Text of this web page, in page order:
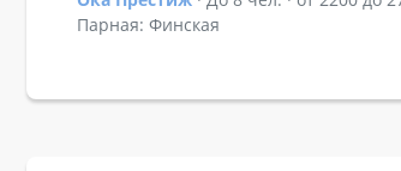
Парная: Финская
Показать подробности зала Ока